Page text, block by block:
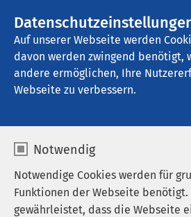
Auf unserer Webseite werden
davon werden zwingend benötigt,
andere ermöglichen, Ihre
Webseite zu verbessern.
Notwendig
Notwendige Cookies werden für
Funktionen der Webseite
gewährleistet, dass die Webseite
AMEOS Klinikum Holzminden
Veranstaltungen
Aktuell sind keine